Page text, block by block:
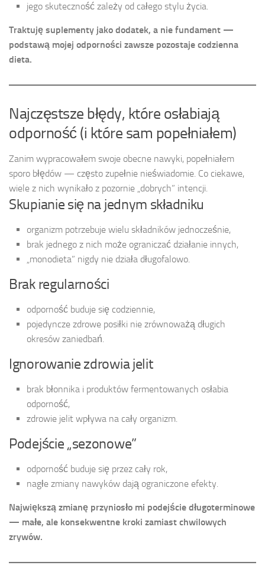
jego skuteczność zależy od całego stylu życia.
Traktuję suplementy jako dodatek, a nie fundament —
podstawą mojej odporności zawsze pozostaje codzienna
dieta.
Najczęstsze błędy, które osłabiają
odporność (i które sam popełniałem)
Zanim wypracowałem swoje obecne nawyki, popełniałem
sporo błędów — często zupełnie nieświadomie. Co ciekawe,
wiele z nich wynikało z pozornie „dobrych” intencji.
Skupianie się na jednym składniku
organizm potrzebuje wielu składników jednocześnie,
brak jednego z nich może ograniczać działanie innych,
„monodieta” nigdy nie działa długofalowo.
Brak regularności
odporność buduje się codziennie,
pojedyncze zdrowe posiłki nie zrównoważą długich
okresów zaniedbań.
Ignorowanie zdrowia jelit
brak błonnika i produktów fermentowanych osłabia
odporność,
zdrowie jelit wpływa na cały organizm.
Podejście „sezonowe”
odporność buduje się przez cały rok,
nagłe zmiany nawyków dają ograniczone efekty.
Największą zmianę przyniosło mi podejście długoterminowe
— małe, ale konsekwentne kroki zamiast chwilowych
zrywów.